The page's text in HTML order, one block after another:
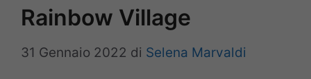
Rainbow Village
31 Gennaio 2022 di Selena Marvaldi